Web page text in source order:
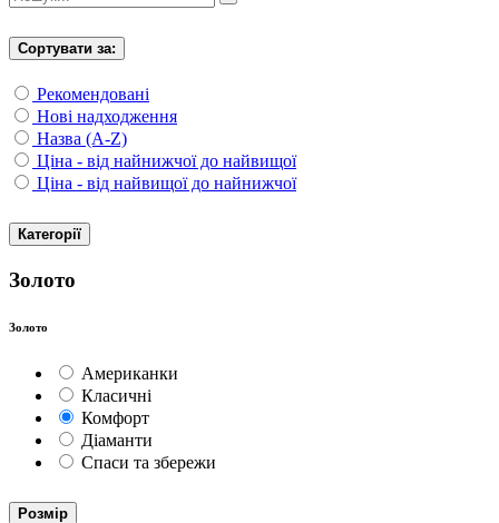
Сортувати за:
Рекомендовані
Нові надходження
Назва (A-Z)
Ціна - від найнижчої до найвищої
Ціна - від найвищої до найнижчої
Категорії
Золото
Золото
Американки
Класичні
Комфорт
Діаманти
Спаси та збережи
Розмір